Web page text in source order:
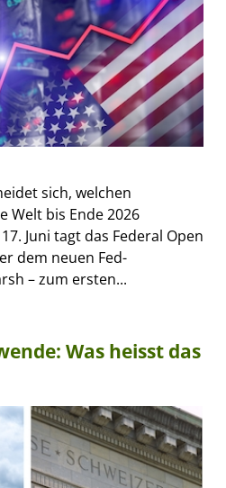
sich, welchen
Welt bis Ende 2026
Juni tagt das Federal Open
dem neuen Fed-
– zum ersten...
Was heisst das